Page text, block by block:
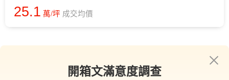
25.1 萬/坪 成交均價
開箱文滿意度調查